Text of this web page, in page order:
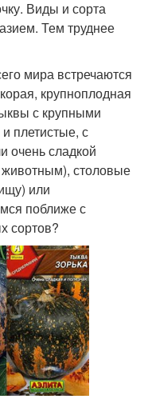
Виды и сорта
Тем труднее
мира встречаются
крупноплодная
с крупными
плетистые, с
очень сладкой
столовые
или
поближе с
сортов?